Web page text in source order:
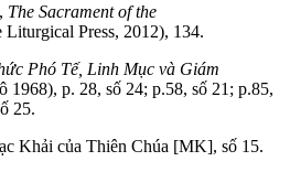
The Sacrament of the
Press, 2012), 134.
Phó Tế, Linh Mục và Giám
p. 28, số 24; p.58, số 21; p.85,
25.
Khải của Thiên Chúa [MK], số 15.